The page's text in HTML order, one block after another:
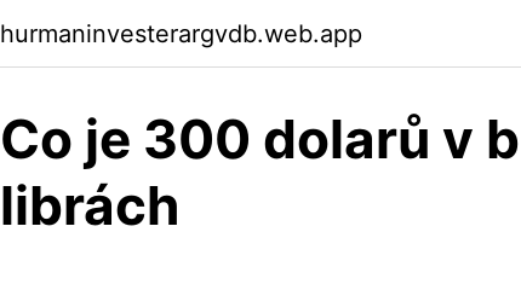
hurmaninvesterargvdb.web.app
Co je 300 dolarů v
librách